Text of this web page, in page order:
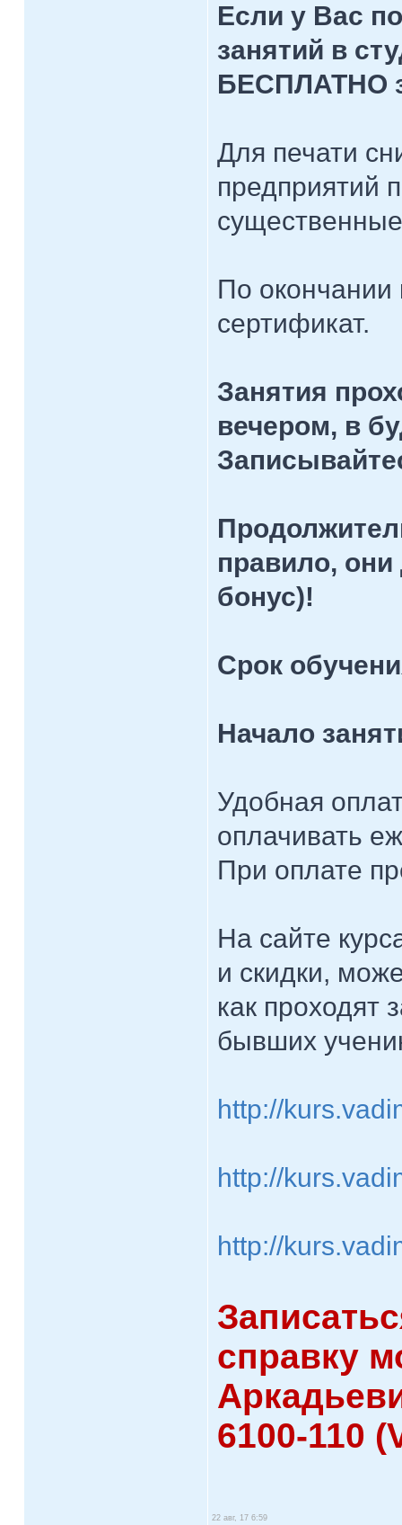
Если у Вас
занятий в
БЕСПЛАТНО
Для печати
предприятий
По окончании
сертификат.
Занятия
вечером, в
правило,
бонус)!
Срок
Начало
Удобная
оплачивать
При оплате
На сайте
и скидки,
как проходят
бывших
http://
http://
http://
справку
6100-110
22 авг, 17 6:59